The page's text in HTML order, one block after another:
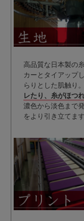
高品質な日本製の
カーとタイアップ
らりとした肌触り
レたり、糸がほつ
濃色から淡色まで
をより引き立てます